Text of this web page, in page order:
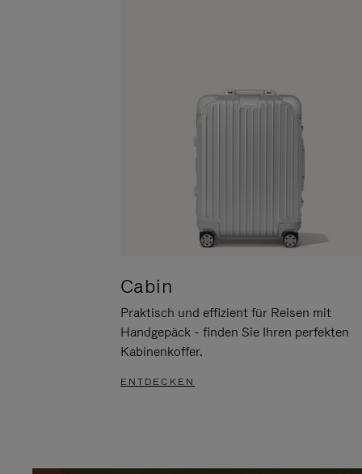
Cabin
Praktisch und effizient für Reisen mit
Handgepäck - finden Sie Ihren perfekten
Kabinenkoffer.
ENTDECKEN